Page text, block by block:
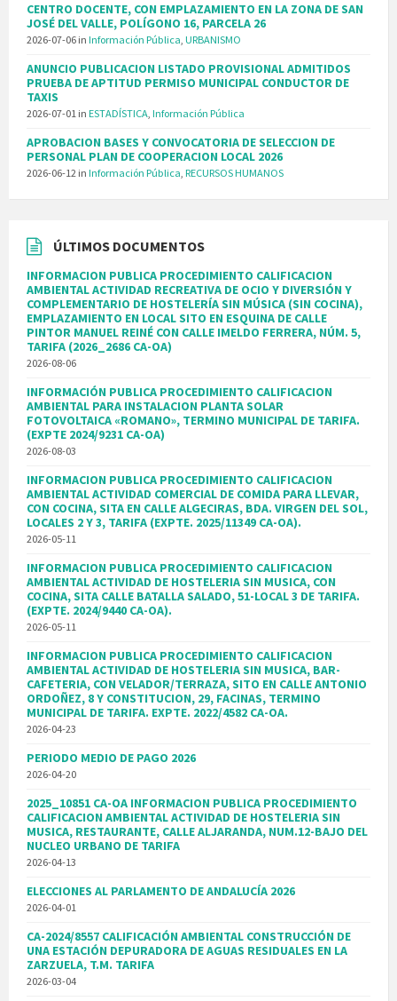
CENTRO DOCENTE, CON EMPLAZAMIENTO EN LA ZONA DE SAN
JOSÉ DEL VALLE, POLÍGONO 16, PARCELA 26
2026-07-06 in Información Pública, URBANISMO
ANUNCIO PUBLICACION LISTADO PROVISIONAL ADMITIDOS
PRUEBA DE APTITUD PERMISO MUNICIPAL CONDUCTOR DE
TAXIS
2026-07-01 in ESTADÍSTICA, Información Pública
APROBACION BASES Y CONVOCATORIA DE SELECCION DE
PERSONAL PLAN DE COOPERACION LOCAL 2026
2026-06-12 in Información Pública, RECURSOS HUMANOS
ÚLTIMOS DOCUMENTOS
INFORMACION PUBLICA PROCEDIMIENTO CALIFICACION
AMBIENTAL ACTIVIDAD RECREATIVA DE OCIO Y DIVERSIÓN Y
COMPLEMENTARIO DE HOSTELERÍA SIN MÚSICA (SIN COCINA),
EMPLAZAMIENTO EN LOCAL SITO EN ESQUINA DE CALLE
PINTOR MANUEL REINÉ CON CALLE IMELDO FERRERA, NÚM. 5,
TARIFA (2026_2686 CA-OA)
2026-08-06
INFORMACIÓN PUBLICA PROCEDIMIENTO CALIFICACION
AMBIENTAL PARA INSTALACION PLANTA SOLAR
FOTOVOLTAICA «ROMANO», TERMINO MUNICIPAL DE TARIFA.
(EXPTE 2024/9231 CA-OA)
2026-08-03
INFORMACION PUBLICA PROCEDIMIENTO CALIFICACION
AMBIENTAL ACTIVIDAD COMERCIAL DE COMIDA PARA LLEVAR,
CON COCINA, SITA EN CALLE ALGECIRAS, BDA. VIRGEN DEL SOL,
LOCALES 2 Y 3, TARIFA (EXPTE. 2025/11349 CA-OA).
2026-05-11
INFORMACION PUBLICA PROCEDIMIENTO CALIFICACION
AMBIENTAL ACTIVIDAD DE HOSTELERIA SIN MUSICA, CON
COCINA, SITA CALLE BATALLA SALADO, 51-LOCAL 3 DE TARIFA.
(EXPTE. 2024/9440 CA-OA).
2026-05-11
INFORMACION PUBLICA PROCEDIMIENTO CALIFICACION
AMBIENTAL ACTIVIDAD DE HOSTELERIA SIN MUSICA, BAR-
CAFETERIA, CON VELADOR/TERRAZA, SITO EN CALLE ANTONIO
ORDOÑEZ, 8 Y CONSTITUCION, 29, FACINAS, TERMINO
MUNICIPAL DE TARIFA. EXPTE. 2022/4582 CA-OA.
2026-04-23
PERIODO MEDIO DE PAGO 2026
2026-04-20
2025_10851 CA-OA INFORMACION PUBLICA PROCEDIMIENTO
CALIFICACION AMBIENTAL ACTIVIDAD DE HOSTELERIA SIN
MUSICA, RESTAURANTE, CALLE ALJARANDA, NUM.12-BAJO DEL
NUCLEO URBANO DE TARIFA
2026-04-13
ELECCIONES AL PARLAMENTO DE ANDALUCÍA 2026
2026-04-01
CA-2024/8557 CALIFICACIÓN AMBIENTAL CONSTRUCCIÓN DE
UNA ESTACIÓN DEPURADORA DE AGUAS RESIDUALES EN LA
ZARZUELA, T.M. TARIFA
2026-03-04